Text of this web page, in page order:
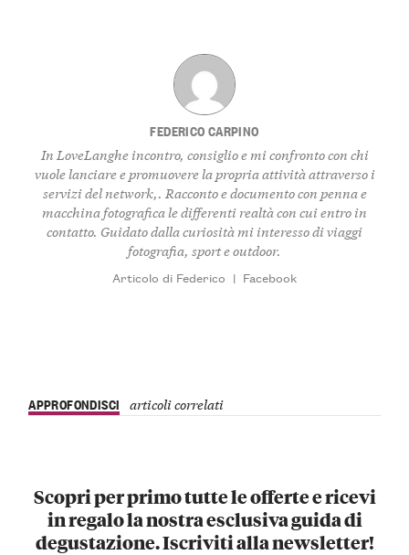
FEDERICO CARPINO
In LoveLanghe incontro, consiglio e mi confronto con chi
vuole lanciare e promuovere la propria attività attraverso i
servizi del network,. Racconto e documento con penna e
macchina fotografica le differenti realtà con cui entro in
contatto. Guidato dalla curiosità mi interesso di viaggi
fotografia, sport e outdoor.
Articolo di Federico | Facebook
APPROFONDISCI articoli correlati
Scopri per primo tutte le offerte e ricevi
in regalo la nostra esclusiva guida di
degustazione. Iscriviti alla newsletter!